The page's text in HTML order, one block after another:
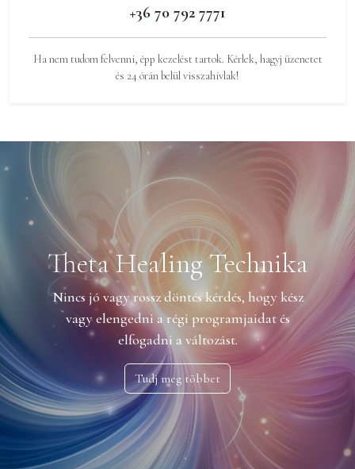
+36 70 792 7771
Ha nem tudom felvenni, épp kezelést tartok. Kérlek, hagyj üzenetet
és 24 órán belül visszahívlak!
Theta Healing Technika
Nincs jó vagy rossz döntés kérdés, hogy kész
vagy elengedni a régi programjaidat és
elfogadni a változást.
Tudj meg többet